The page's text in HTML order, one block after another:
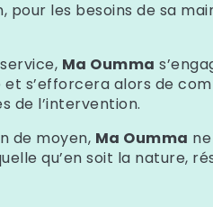
les besoins de sa
Ma Oumma
s’efforcera alors de
de l’intervention.
de moyen, Ma Oumma
qu’en soit la nature,